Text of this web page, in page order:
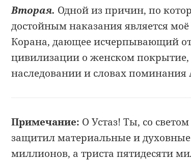
Вторая. Одной из причин, по
достойным наказания является
Корана, дающее исчерпывающий
цивилизации о женском покрытие,
наследовании и словах поминания
Примечание: О Устаз! Ты, со
защитил материальные и
миллионов, атриста пятидесяти